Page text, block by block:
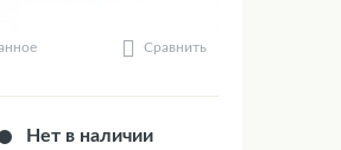
Сравнить
Нет в наличии